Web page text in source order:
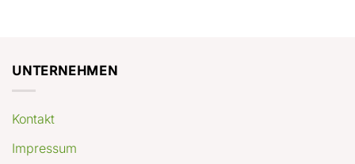
UNTERNEHMEN
Kontakt
Impressum